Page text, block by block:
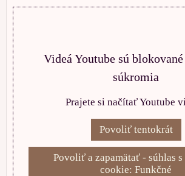
Videá Youtube sú
súkromia
Prajete si načítať Youtube
Povoliť tentokrát
Povoliť a zapamätať - súhlas
cookie: Funkčné